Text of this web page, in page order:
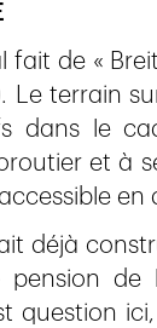
fait de «
Le terrain
dans le
et à
déjà
de
question